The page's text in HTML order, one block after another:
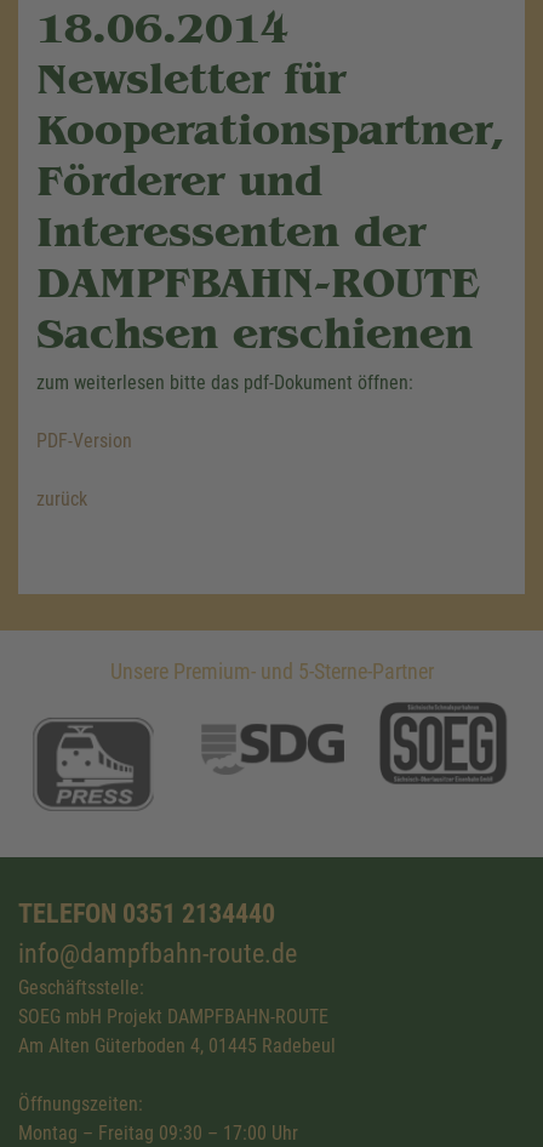
18.06.2014
Newsletter für
Kooperationspartner,
Förderer und
Interessenten der
DAMPFBAHN-ROUTE
Sachsen erschienen
zum weiterlesen bitte das pdf-Dokument öffnen:
PDF-Version
zurück
Unsere Premium- und 5-Sterne-Partner
TELEFON 0351 2134440
info@dampfbahn-route.de
Geschäftsstelle:
SOEG mbH Projekt DAMPFBAHN-ROUTE
Am Alten Güterboden 4, 01445 Radebeul
Öffnungszeiten:
Montag – Freitag 09:30 – 17:00 Uhr